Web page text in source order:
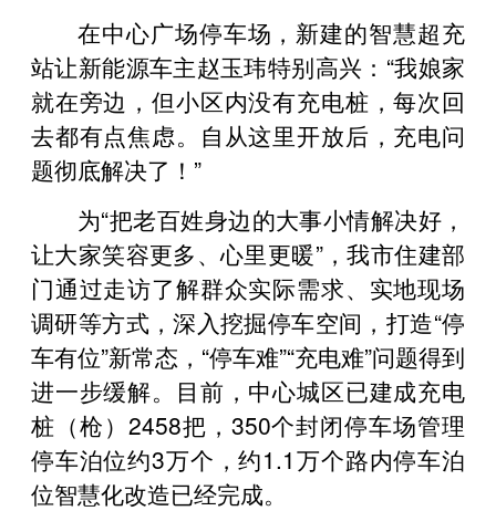
在中心广场停车场，新建的智慧超充
站让新能源车主赵玉玮特别高兴：“我娘家
就在旁边，但小区内没有充电桩，每次回
去都有点焦虑。自从这里开放后，充电问
题彻底解决了！”
为“把老百姓身边的大事小情解决好，
让大家笑容更多、心里更暖”，我市住建部
门通过走访了解群众实际需求、实地现场
调研等方式，深入挖掘停车空间，打造“停
车有位”新常态，“停车难”“充电难”问题得到
进一步缓解。目前，中心城区已建成充电
桩（枪）2458把，350个封闭停车场管理
停车泊位约3万个，约1.1万个路内停车泊
位智慧化改造已经完成。